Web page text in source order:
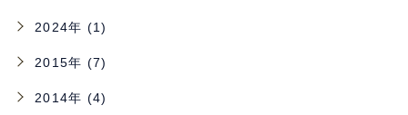
2024年 (1)
2015年 (7)
2014年 (4)